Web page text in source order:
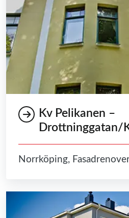
Kv Pelikanen –
Drottninggatan/
Norrköping,